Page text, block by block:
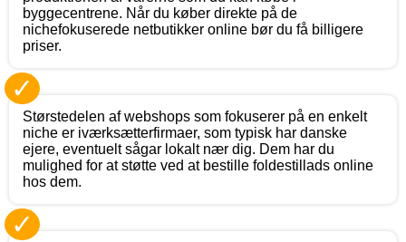
byggecentrene. Når du køber direkte på de
nichefokuserede netbutikker online bør du få billigere
priser.
✓
Størstedelen af webshops som fokuserer på en enkelt
niche er iværksætterfirmaer, som typisk har danske
ejere, eventuelt sågar lokalt nær dig. Dem har du
mulighed for at støtte ved at bestille foldestillads online
hos dem.
✓